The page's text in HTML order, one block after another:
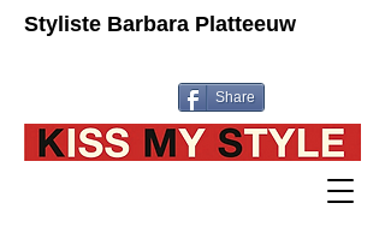
Styliste Barbara Platteeuw
Share